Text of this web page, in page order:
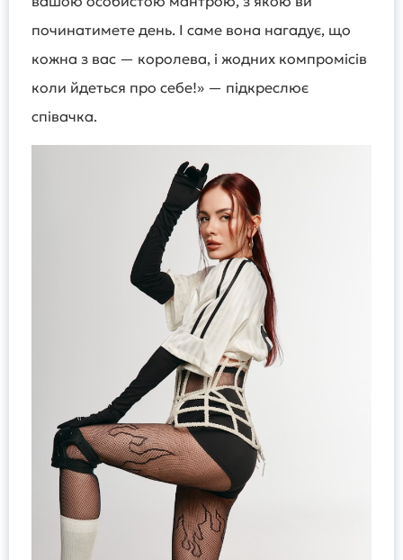
починатимете день. І саме вона нагадує, що
кожна з вас — королева, і жодних компромісів
коли йдеться про себе!» — підкреслює
співачка.